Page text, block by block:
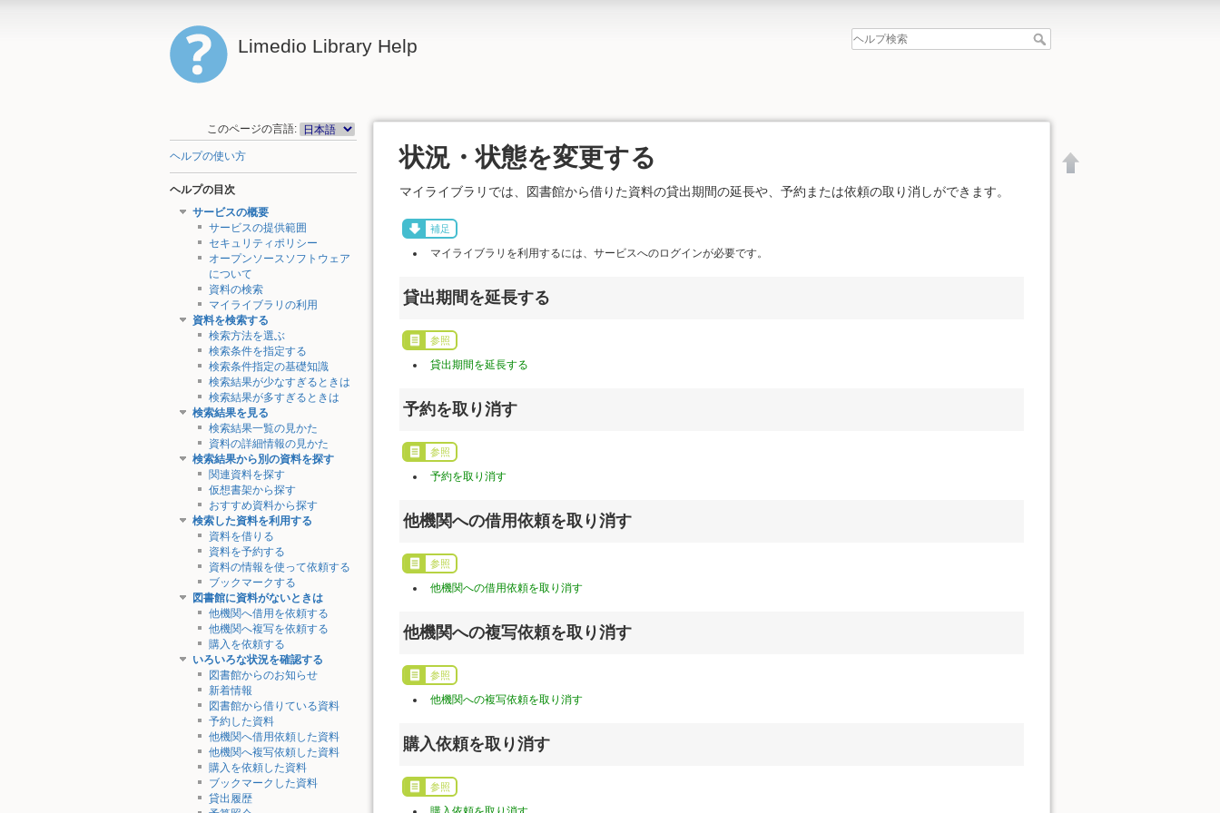
Limedio Library Help
このページの言語:
ヘルプの使い方
ヘルプの目次
サービスの概要
サービスの提供範囲
セキュリティポリシー
オープンソースソフトウェア
について
資料の検索
マイライブラリの利用
資料を検索する
検索方法を選ぶ
検索条件を指定する
検索条件指定の基礎知識
検索結果が少なすぎるときは
検索結果が多すぎるときは
検索結果を見る
検索結果一覧の見かた
資料の詳細情報の見かた
検索結果から別の資料を探す
関連資料を探す
仮想書架から探す
おすすめ資料から探す
検索した資料を利用する
資料を借りる
資料を予約する
資料の情報を使って依頼する
ブックマークする
図書館に資料がないときは
他機関へ借用を依頼する
他機関へ複写を依頼する
購入を依頼する
いろいろな状況を確認する
図書館からのお知らせ
新着情報
図書館から借りている資料
予約した資料
他機関へ借用依頼した資料
他機関へ複写依頼した資料
購入を依頼した資料
ブックマークした資料
貸出履歴
状況・状態を変更する
マイライブラリでは、図書館から借りた資料の貸出期間の延長や、予約または依頼の取り消しができます。
補足
マイライブラリを利用するには、サービスへのログインが必要です。
貸出期間を延長する
参照
貸出期間を延長する
予約を取り消す
参照
予約を取り消す
他機関への借用依頼を取り消す
参照
他機関への借用依頼を取り消す
他機関への複写依頼を取り消す
参照
他機関への複写依頼を取り消す
購入依頼を取り消す
参照